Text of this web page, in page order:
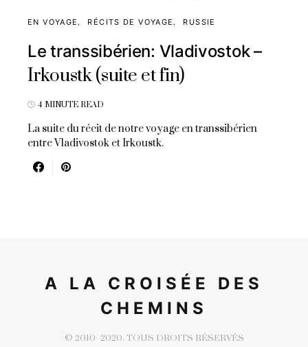
EN VOYAGE RÉCITS DE VOYAGE RUSSIE
Le transsibérien: Vladivostok –
Irkoustk (suite et fin)
4 MINUTE READ
La suite du récit de notre voyage en transsibérien
entre Vladivostok et Irkoustk.
A LA CROISÉE DES
CHEMINS
© 2010- 2020. TOUS DROITS RÉSERVÉS